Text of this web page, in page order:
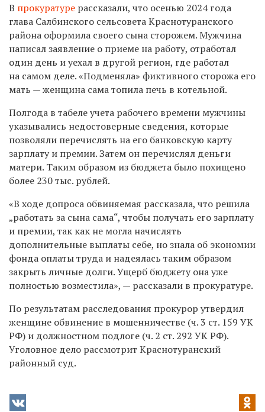
В прокуратуре рассказали, что осенью 2024 года
глава Салбинского сельсовета Краснотуранского
района оформила своего сына сторожем. Мужчина
написал заявление о приеме на работу, отработал
один день и уехал в другой регион, где работал
на самом деле. «Подменяла» фиктивного сторожа его
мать —женщина сама топила печь в котельной.
Полгода в табеле учета рабочего времени мужчины
указывались недостоверные сведения, которые
позволяли перечислять на его банковскую карту
зарплату и премии. Затем он перечислял деньги
матери. Таким образом из бюджета было похищено
более 230 тыс. рублей.
«В ходе допроса обвиняемая рассказала, что решила
„работать за сына сама“, чтобы получать его зарплату
и премии, так как не могла начислять
дополнительные выплаты себе, но знала об экономии
фонда оплаты труда и надеялась таким образом
закрыть личные долги. Ущерб бюджету она уже
полностью возместила», — рассказали в прокуратуре.
По результатам расследования прокурор утвердил
женщине обвинение в мошенничестве (ч. 3 ст. 159 УК
РФ) и должностном подлоге (ч. 2 ст. 292 УК РФ).
Уголовное дело рассмотрит Краснотуранский
районный суд.